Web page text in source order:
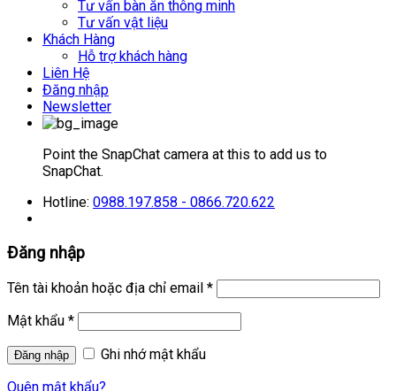
Tư vấn bàn ăn thông minh
Tư vấn vật liệu
Khách Hàng
Hỗ trợ khách hàng
Liên Hệ
Đăng nhập
Newsletter
Point the SnapChat camera at this to add us to
SnapChat.
Hotline: 0988.197.858 - 0866.720.622
Đăng nhập
Tên tài khoản hoặc địa chỉ email *
Mật khẩu *
Ghi nhớ mật khẩu
Quên mật khẩu?